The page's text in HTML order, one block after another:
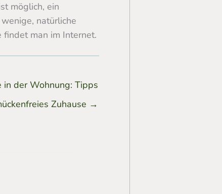
möglich, ein
natürliche
findet man im Internet.
in der Wohnung: Tipps
Zuhause →